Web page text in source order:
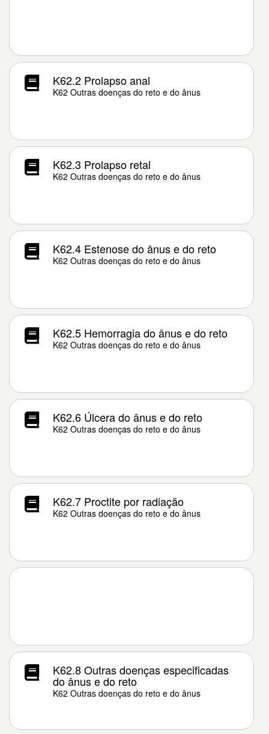
K62.2 Prolapso anal
K62 Outras doenças do reto e do ânus
K62.3 Prolapso retal
K62 Outras doenças do reto e do ânus
K62.4 Estenose do ânus e do reto
K62 Outras doenças do reto e do ânus
K62.5 Hemorragia do ânus e do reto
K62 Outras doenças do reto e do ânus
K62.6 Úlcera do ânus e do reto
K62 Outras doenças do reto e do ânus
K62.7 Proctite por radiação
K62 Outras doenças do reto e do ânus
K62.8 Outras doenças especificadas
do ânus e do reto
K62 Outras doenças do reto e do ânus